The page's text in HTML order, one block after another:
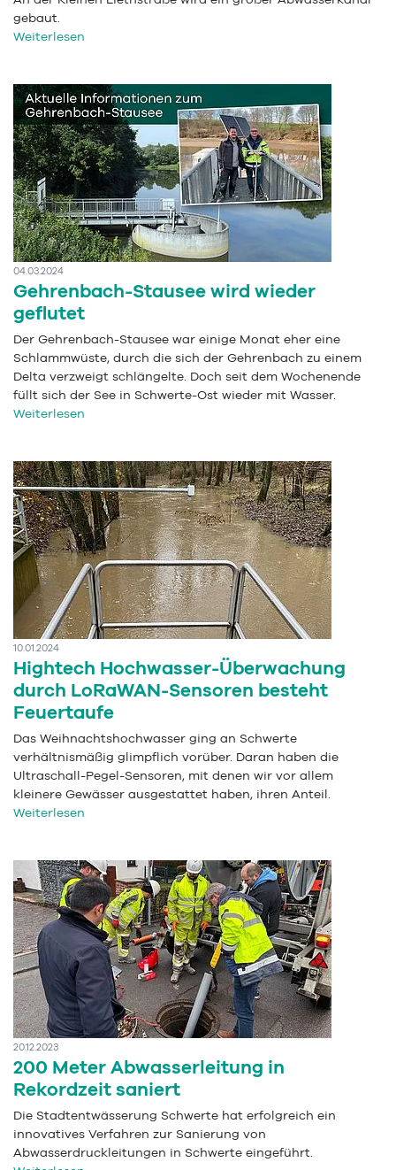
gebaut.
Weiterlesen
04.03.2024
Gehrenbach-Stausee wird wieder
geflutet
Der Gehrenbach-Stausee war einige Monat eher eine
Schlammwüste, durch die sich der Gehrenbach zu einem
Delta verzweigt schlängelte. Doch seit dem Wochenende
füllt sich der See in Schwerte-Ost wieder mit Wasser.
Weiterlesen
10.01.2024
Hightech Hochwasser-Überwachung
durch LoRaWAN-Sensoren besteht
Feuertaufe
Das Weihnachtshochwasser ging an Schwerte
verhältnismäßig glimpflich vorüber. Daran haben die
Ultraschall-Pegel-Sensoren, mit denen wir vor allem
kleinere Gewässer ausgestattet haben, ihren Anteil.
Weiterlesen
20.12.2023
200 Meter Abwasserleitung in
Rekordzeit saniert
Die Stadtentwässerung Schwerte hat erfolgreich ein
innovatives Verfahren zur Sanierung von
Abwasserdruckleitungen in Schwerte eingeführt.